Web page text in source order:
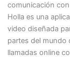
comunicación
Holla es una
video diseñada
partes del mundo
llamadas online